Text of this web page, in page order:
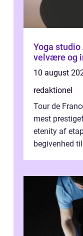
Yoga
velvære og
10 august
redaktionel
Tour de
mest
etenity af
begivenhed